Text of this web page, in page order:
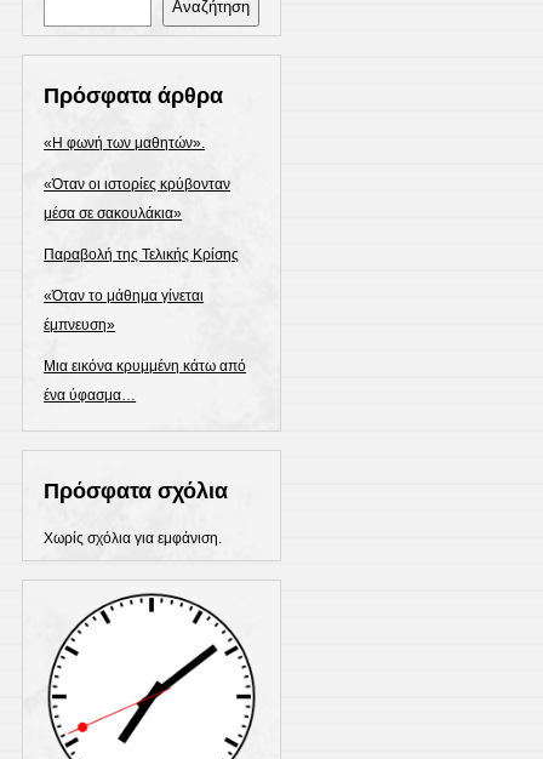
Αναζήτηση
Πρόσφατα άρθρα
«Η φωνή των μαθητών».
«Όταν οι ιστορίες κρύβονταν
μέσα σε σακουλάκια»
Παραβολή της Τελικής Κρίσης
«Όταν το μάθημα γίνεται
έμπνευση»
Μια εικόνα κρυμμένη κάτω από
ένα ύφασμα…
Πρόσφατα σχόλια
Χωρίς σχόλια για εμφάνιση.